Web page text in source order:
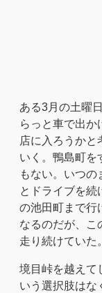
ある3月の土曜
らっと車で出か
店に入ろうかと
いく。鴨島町を
もない。いつの
とドライブを続
の池田町まで行
なるのだが、こ
走り続けていた。
境目峠を越えて
いう選択肢はな